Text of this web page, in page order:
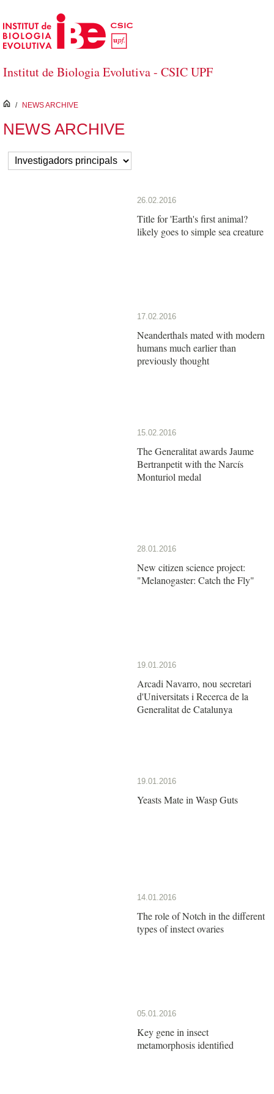
Salta al contingut principal
Institut de Biologia Evolutiva - CSIC UPF
inici
/ NEWS ARCHIVE
NEWS ARCHIVE
26.02.2016
Title for 'Earth's first animal?
likely goes to simple sea creature
17.02.2016
Neanderthals mated with modern
humans much earlier than
previously thought
15.02.2016
The Generalitat awards Jaume
Bertranpetit with the Narcís
Monturiol medal
28.01.2016
New citizen science project:
"Melanogaster: Catch the Fly"
19.01.2016
Arcadi Navarro, nou secretari
d'Universitats i Recerca de la
Generalitat de Catalunya
19.01.2016
Yeasts Mate in Wasp Guts
14.01.2016
The role of Notch in the different
types of instect ovaries
05.01.2016
Key gene in insect
metamorphosis identified